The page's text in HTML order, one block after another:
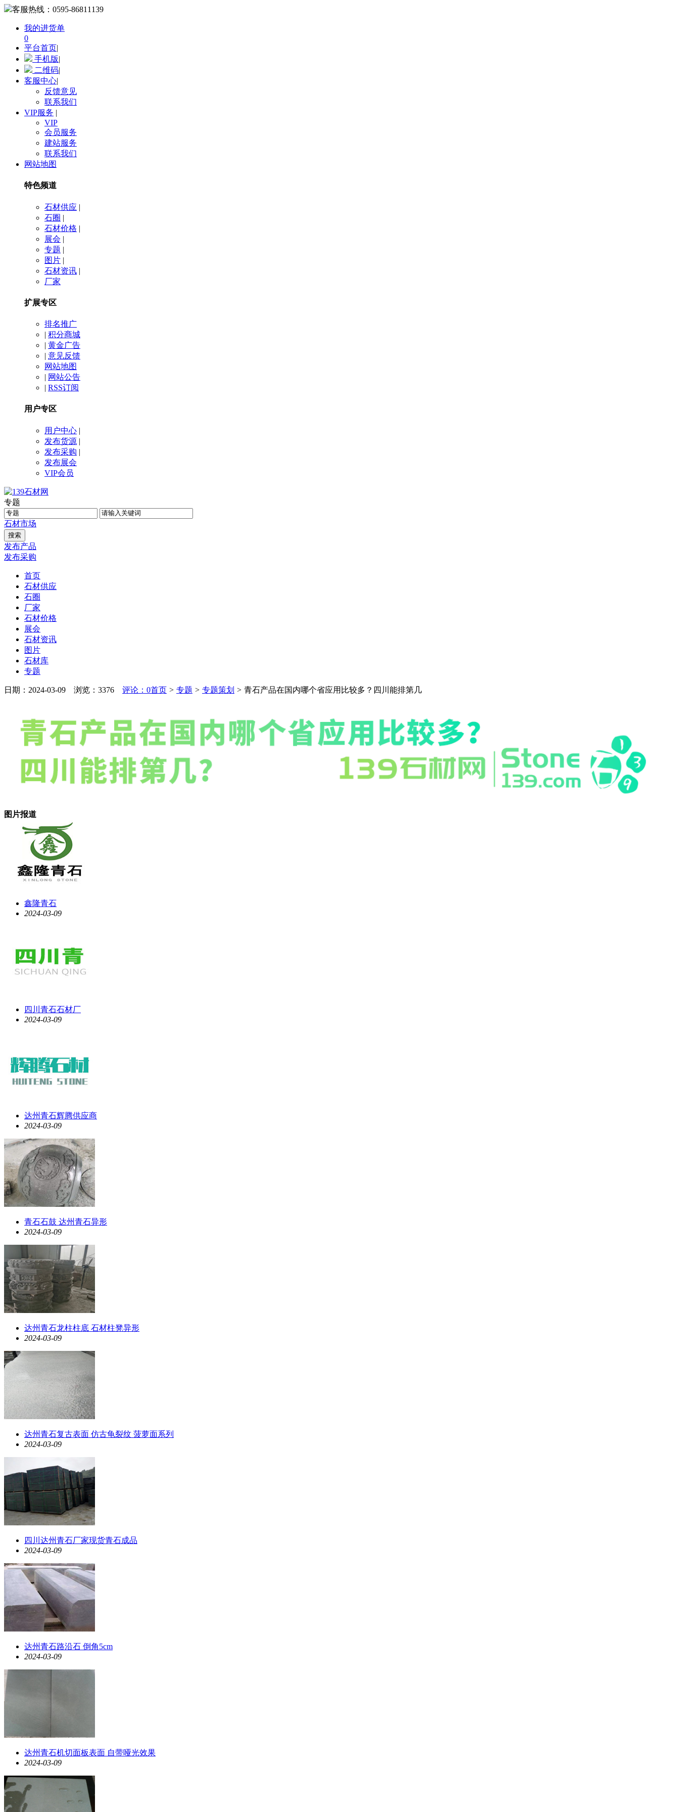
客服热线： 0595-86811139
我的进货单
0
平台首页|
手机版|
二维码|
客服中心|
反馈意见
联系我们
VIP服务 |
VIP
会员服务
建站服务
联系我们
网站地图
特色频道
石材供应 |
石圈 |
石材价格 |
展会 |
专题 |
图片 |
石材资讯 |
厂家
扩展专区
排名推广
| 积分商城
| 黄金广告
| 意见反馈
网站地图
| 网站公告
| RSS订阅
用户专区
用户中心 |
发布货源 |
发布采购 |
发布展会
VIP会员
专题
石材市场
发布产品
发布采购
首页
石材供应
石圈
厂家
石材价格
展会
石材资讯
图片
石材库
专题
日期：2024-03-09 浏览： 3376 评论：0首页 > 专题 > 专题策划 > 青石产品在国内哪个省应用比较多？四川能排第几
图片报道
鑫隆青石
2024-03-09
四川青石石材厂
2024-03-09
达州青石辉腾供应商
2024-03-09
青石石鼓 达州青石异形
2024-03-09
达州青石龙柱柱底 石材柱凳异形
2024-03-09
达州青石复古表面 仿古龟裂纹 菠萝面系列
2024-03-09
四川达州青石厂家现货青石成品
2024-03-09
达州青石路沿石 倒角5cm
2024-03-09
达州青石机切面板表面 自带哑光效果
2024-03-09